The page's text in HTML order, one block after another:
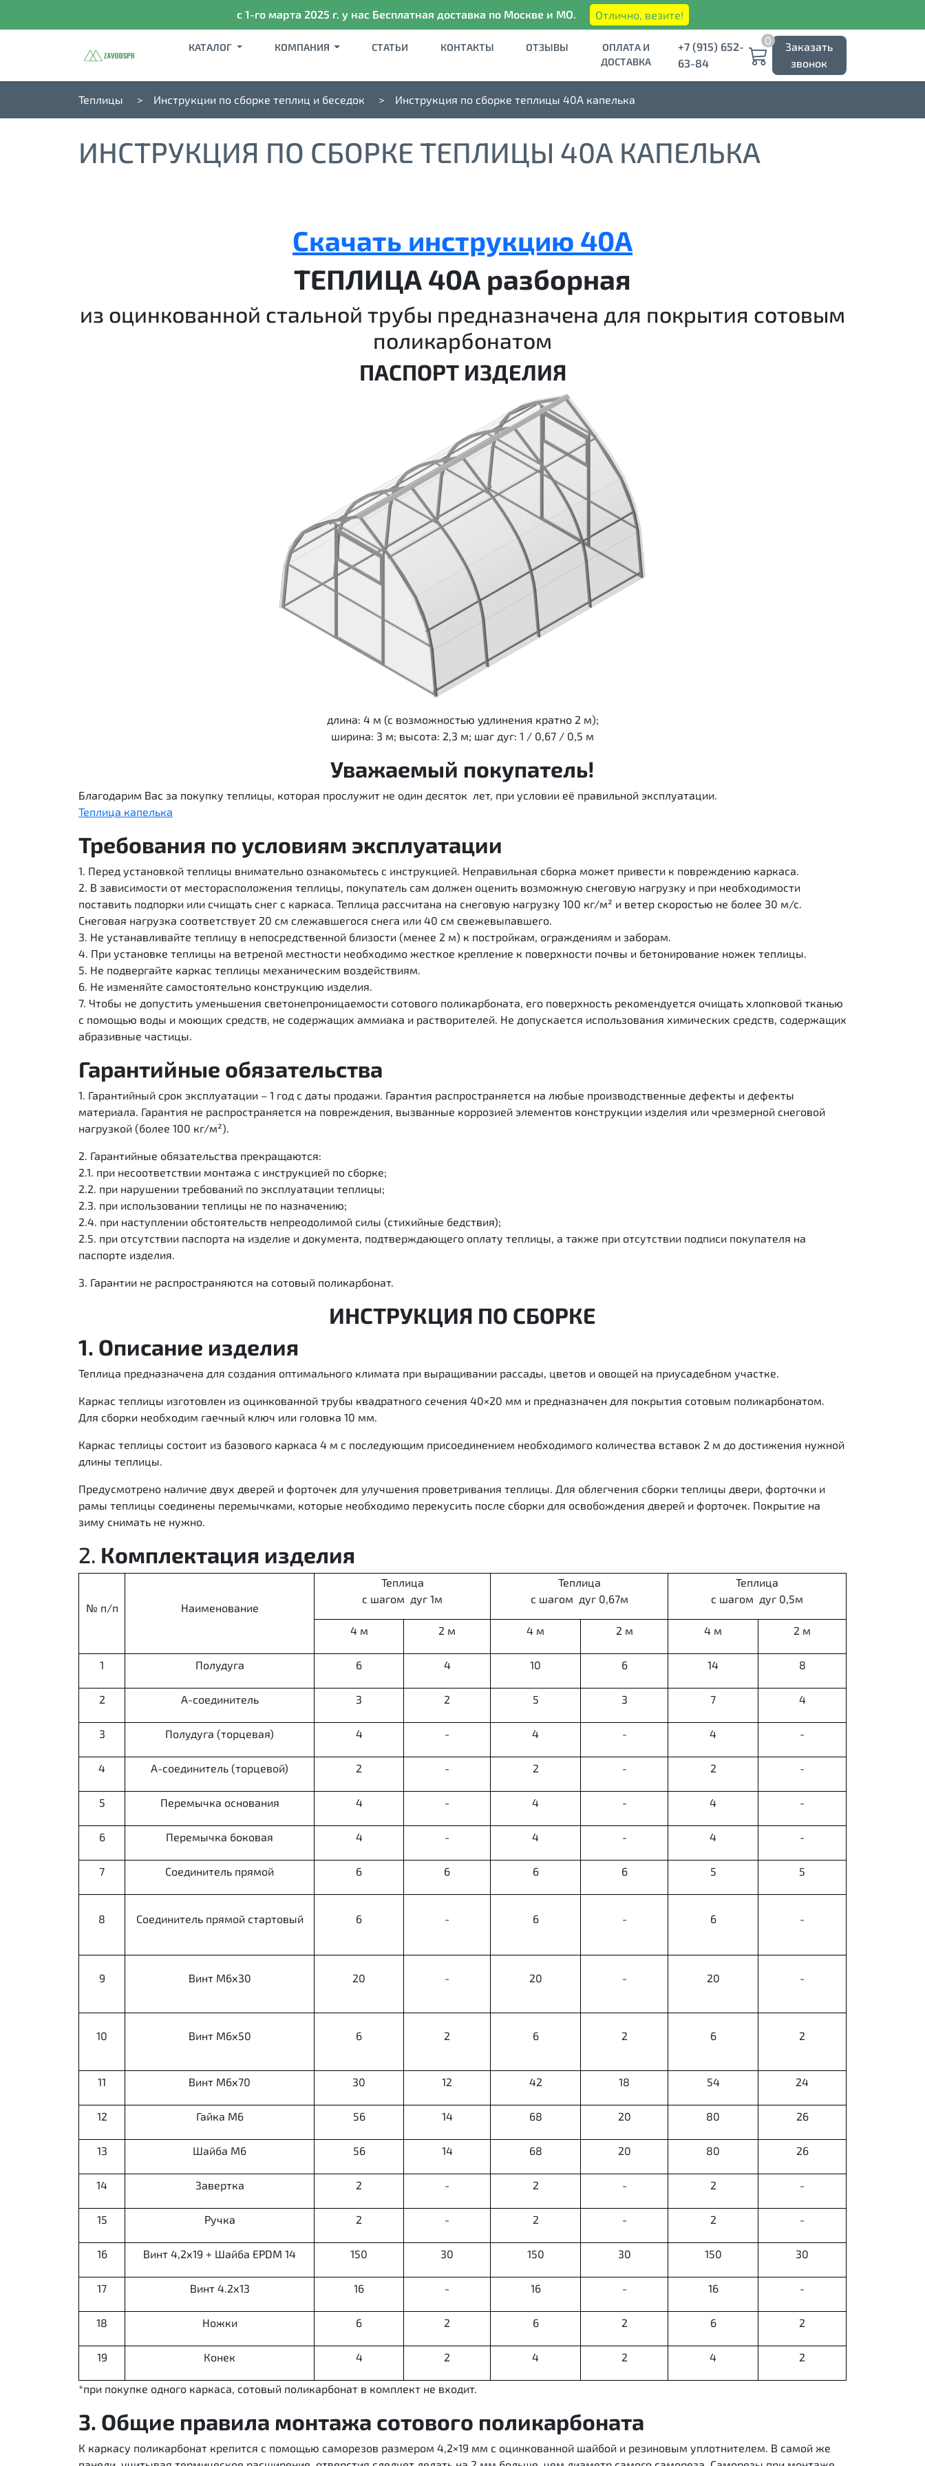
с 1-го марта 2025 г. у нас Бесплатная доставка по Москве и МО. Отлично, везите!
КАТАЛОГ КОМПАНИЯ СТАТЬИ КОНТАКТЫ ОТЗЫВЫ
ОПЛАТА И
ДОСТАВКА
+7 (915) 652-
63-84
0
Заказать
звонок
Теплицы Инструкции по сборке теплиц и беседок Инструкция по сборке теплицы 40А капелька
ИНСТРУКЦИЯ ПО СБОРКЕ ТЕПЛИЦЫ 40А КАПЕЛЬКА
Скачать инструкцию 40А
ТЕПЛИЦА 40А разборная
из оцинкованной стальной трубы предназначена для покрытия сотовым
поликарбонатом
ПАСПОРТ ИЗДЕЛИЯ
длина: 4 м (с возможностью удлинения кратно 2 м);
ширина: 3 м; высота: 2,3 м; шаг дуг: 1 / 0,67 / 0,5 м
Уважаемый покупатель!
Благодарим Вас за покупку теплицы, которая прослужит не один десяток лет, при условии её правильной эксплуатации.
Теплица капелька
Требования по условиям эксплуатации
1. Перед установкой теплицы внимательно ознакомьтесь с инструкцией. Неправильная сборка может привести к повреждению каркаса.
2. В зависимости от месторасположения теплицы, покупатель сам должен оценить возможную снеговую нагрузку и при необходимости
поставить подпорки или счищать снег с каркаса. Теплица рассчитана на снеговую нагрузку 100 кг/м² и ветер скоростью не более 30 м/с.
Снеговая нагрузка соответствует 20 см слежавшегося снега или 40 см свежевыпавшего.
3. Не устанавливайте теплицу в непосредственной близости (менее 2 м) к постройкам, ограждениям и заборам.
4. При установке теплицы на ветреной местности необходимо жесткое крепление к поверхности почвы и бетонирование ножек теплицы.
5. Не подвергайте каркас теплицы механическим воздействиям.
6. Не изменяйте самостоятельно конструкцию изделия.
7. Чтобы не допустить уменьшения светонепроницаемости сотового поликарбоната, его поверхность рекомендуется очищать хлопковой тканью
с помощью воды и моющих средств, не содержащих аммиака и растворителей. Не допускается использования химических средств, содержащих
абразивные частицы.
Гарантийные обязательства
1. Гарантийный срок эксплуатации – 1 год с даты продажи. Гарантия распространяется на любые производственные дефекты и дефекты
материала. Гарантия не распространяется на повреждения, вызванные коррозией элементов конструкции изделия или чрезмерной снеговой
нагрузкой (более 100 кг/м²).
2. Гарантийные обязательства прекращаются:
2.1. при несоответствии монтажа с инструкцией по сборке;
2.2. при нарушении требований по эксплуатации теплицы;
2.3. при использовании теплицы не по назначению;
2.4. при наступлении обстоятельств непреодолимой силы (стихийные бедствия);
2.5. при отсутствии паспорта на изделие и документа, подтверждающего оплату теплицы, а также при отсутствии подписи покупателя на
паспорте изделия.
3. Гарантии не распространяются на сотовый поликарбонат.
ИНСТРУКЦИЯ ПО СБОРКЕ
1. Описание изделия
Теплица предназначена для создания оптимального климата при выращивании рассады, цветов и овощей на приусадебном участке.
Каркас теплицы изготовлен из оцинкованной трубы квадратного сечения 40×20 мм и предназначен для покрытия сотовым поликарбонатом.
Для сборки необходим гаечный ключ или головка 10 мм.
Каркас теплицы состоит из базового каркаса 4 м с последующим присоединением необходимого количества вставок 2 м до достижения нужной
длины теплицы.
Предусмотрено наличие двух дверей и форточек для улучшения проветривания теплицы. Для облегчения сборки теплицы двери, форточки и
рамы теплицы соединены перемычками, которые необходимо перекусить после сборки для освобождения дверей и форточек. Покрытие на
зиму снимать не нужно.
2. Комплектация изделия
№ п/п Наименование
Теплица
с шагом дуг 1м
Теплица
с шагом дуг 0,67м
Теплица
с шагом дуг 0,5м
4 м 2 м 4 м 2 м 4 м 2 м
1 Полудуга 6 4 10 6 14 8
2 А-соединитель 3 2 5 3 7 4
3 Полудуга (торцевая) 4 - 4 - 4 -
4 А-соединитель (торцевой) 2 - 2 - 2 -
5 Перемычка основания 4 - 4 - 4 -
6 Перемычка боковая 4 - 4 - 4 -
7 Соединитель прямой 6 6 6 6 5 5
8 Соединитель прямой стартовый 6 - 6 - 6 -
9 Винт М6х30 20 - 20 - 20 -
10 Винт М6х50 6 2 6 2 6 2
11 Винт М6х70 30 12 42 18 54 24
12 Гайка М6 56 14 68 20 80 26
13 Шайба М6 56 14 68 20 80 26
14 Завертка 2 - 2 - 2 -
15 Ручка 2 - 2 - 2 -
16 Винт 4,2х19 + Шайба EPDM 14 150 30 150 30 150 30
17 Винт 4.2х13 16 - 16 - 16 -
18 Ножки 6 2 6 2 6 2
19 Конек 4 2 4 2 4 2
*при покупке одного каркаса, сотовый поликарбонат в комплект не входит.
3. Общие правила монтажа сотового поликарбоната
К каркасу поликарбонат крепится с помощью саморезов размером 4,2×19 мм с оцинкованной шайбой и резиновым уплотнителем. В самой же